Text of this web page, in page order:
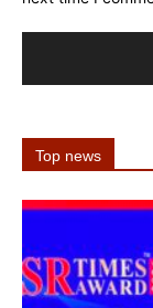
Top news